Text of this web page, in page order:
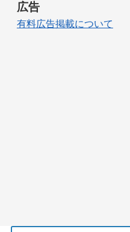
広告
有料広告掲載について